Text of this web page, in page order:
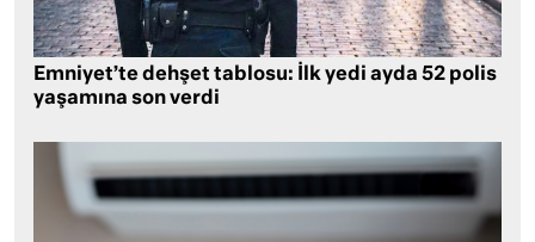
Emniyet’te dehşet tablosu: İlk yedi ayda 52 polis
yaşamına son verdi